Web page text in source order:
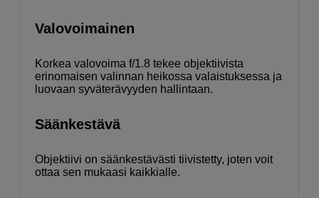
Valovoimainen
Korkea valovoima f/1.8 tekee objektiivista
erinomaisen valinnan heikossa valaistuksessa ja
luovaan syväterävyyden hallintaan.
Säänkestävä
Objektiivi on säänkestävästi tiivistetty, joten voit
ottaa sen mukaasi kaikkialle.